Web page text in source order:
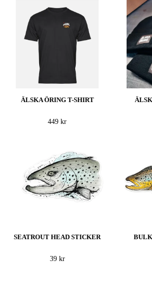
ÄLSKA ÖRING T-SHIRT
449 kr
SEATROUT HEAD STICKER
39 kr